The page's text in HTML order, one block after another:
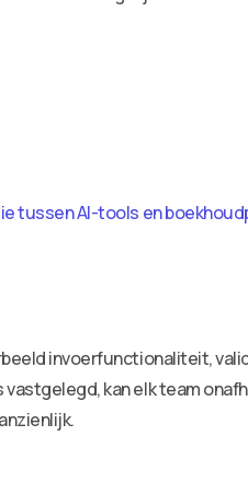
tussen AI-tools en
invoerfunctionaliteit,
kan elk team